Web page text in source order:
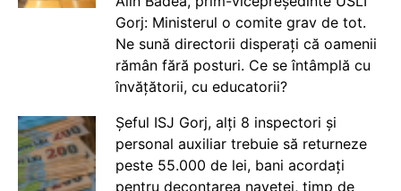
Gorj: Ministerul o comite grav de tot.
Ne sună directorii disperați că oamenii
rămân fără posturi. Ce se întâmplă cu
învățătorii, cu educatorii?
Șeful ISJ Gorj, alți 8 inspectori și
personal auxiliar trebuie să returneze
peste 55.000 de lei, bani acordați
pentru decontarea navetei, timp de